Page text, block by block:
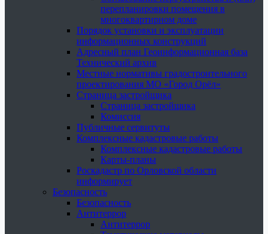
перепланировки помещения в
многоквартирном доме
Порядок установки и эксплуатации
информационных конструкций
Адресный план Геоинформационная база
Технический архив
Местные нормативы градостроительного
проектирования МО «Город Орёл»
Страница застройщика
Страница застройщика
Комиссия
Публичные сервитуты
Комплексные кадастровые работы
Комплексные кадастровые работы
Карты-планы
Роскадастр по Орловской области
информирует
Безопасность
Безопасность
Антитеррор
Антитеррор